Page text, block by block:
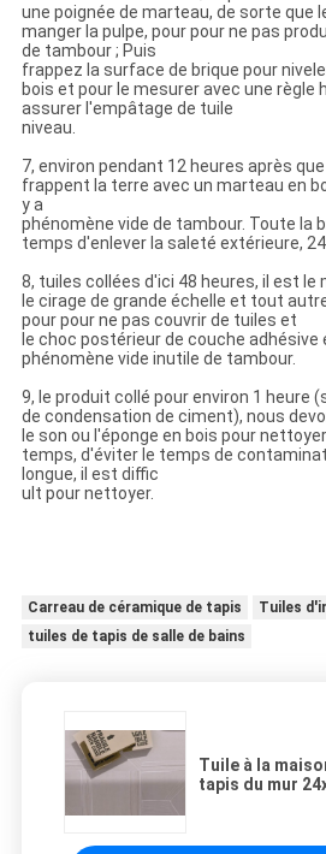
une poignée de marteau, de sorte que
manger la pulpe, pour pour ne pas
de tambour ; Puis
frappez la surface de brique pour
bois et pour le mesurer avec une règle
assurer l'empâtage de tuile
niveau.
7, environ pendant 12 heures après
frappent la terre avec un marteau en
y a
phénomène vide de tambour. Toute la
temps d'enlever la saleté extérieure,
8, tuiles collées d'ici 48 heures, il est le
le cirage de grande échelle et tout
pour pour ne pas couvrir de tuiles et
le choc postérieur de couche adhésive
phénomène vide inutile de tambour.
9, le produit collé pour environ 1 heure
de condensation de ciment), nous
le son ou l'éponge en bois pour
temps, d'éviter le temps de
longue, il est diffic
ult pour nettoyer.
Carreau de céramique de tapis
Tuiles
tuiles de tapis de salle de bains
Tuile à la
tapis du mur